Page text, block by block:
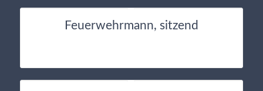
Feuerwehrmann, sitzend